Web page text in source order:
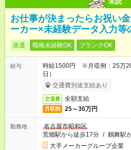
お仕事が決まったらお祝い
ーカー×未経験データ入力等
派遣 職種未経験OK ブランクOK
給与
時給1500円 ※月収例：25万
日）
交通費別途支給あり
交通費 全額支給
月収例 25～30万円
勤務地
名古屋市昭和区
荒畑駅から徒歩17分 / 鶴舞駅
大手メーカーグループ企業